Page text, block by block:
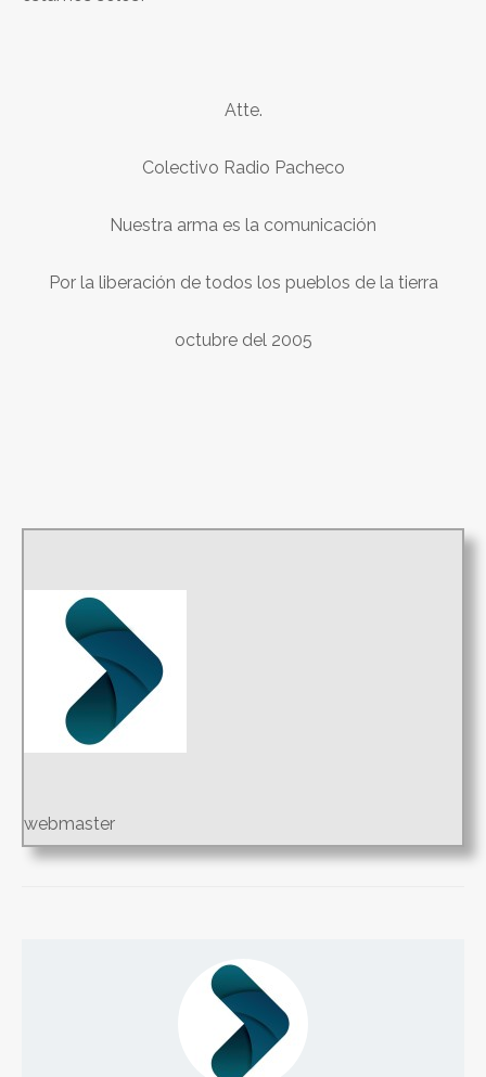
Atte.
Colectivo Radio Pacheco
Nuestra arma es la comunicación
Por la liberación de todos los pueblos de la tierra
octubre del 2005
webmaster